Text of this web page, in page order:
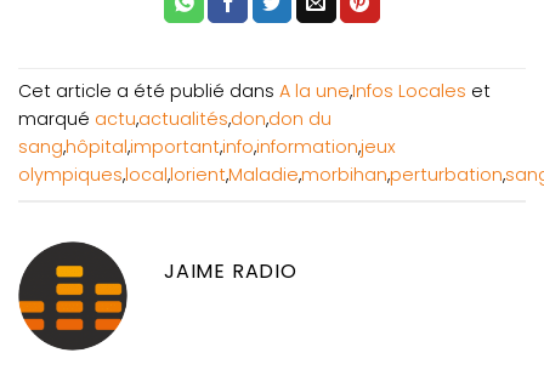
Cet article a été publié dans A la une,Infos Locales et
marqué actu,actualités,don,don du
sang,hôpital,important,info,information,jeux
olympiques,local,lorient,Maladie,morbihan,perturbation,
JAIME RADIO